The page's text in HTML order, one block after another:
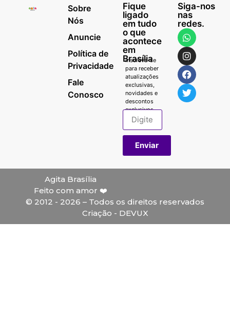
Sobre
Nós
Anuncie
Política de
Privacidade
Fale
Conosco
Fique
ligado
em tudo
o que
acontece
em
Brasília
Inscreva-se
para receber
atualizações
exclusivas,
novidades e
descontos
exclusivos.
Enviar
Siga-nos
nas
redes.
Agita Brasília
Feito com amor ❤️
© 2012 - 2026 – Todos os direitos reservados
Criação - DEVUX